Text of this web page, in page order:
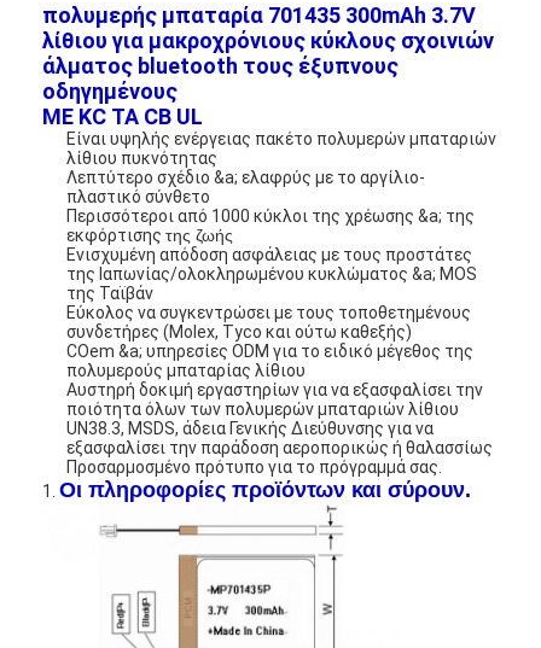
πολυμερής μπαταρία 701435 300mAh 3.7V
λίθιου για μακροχρόνιους κύκλους σχοινιών
άλματος bluetooth τους έξυπνους
οδηγημένους
ΜΕ KC ΤΑ CB UL
Είναι υψηλής ενέργειας πακέτο πολυμερών μπαταριών
λίθιου πυκνότητας
Λεπτύτερο σχέδιο &a; ελαφρύς με το αργίλιο-
πλαστικό σύνθετο
Περισσότεροι από 1000 κύκλοι της χρέωσης &a; της
εκφόρτισηςτης ζωής
Ενισχυμένη απόδοση ασφάλειας με τους προστάτες
της Ιαπωνίας/ολοκληρωμένου κυκλώματος &a; MOS
της Ταϊβάν
Εύκολος να συγκεντρώσει με τους τοποθετημένους
συνδετήρες (Molex, Tyco και ούτω καθεξής)
COem &a; υπηρεσίες ODM για το ειδικό μέγεθος της
πολυμερούς μπαταρίας λίθιου
Αυστηρή δοκιμή εργαστηρίων για να εξασφαλίσει την
ποιότητα όλων των πολυμερών μπαταριών λίθιου
UN38.3, MSDS, άδεια Γενικής Διεύθυνσης για να
εξασφαλίσει την παράδοση αεροπορικώς ή θαλασσίως
Προσαρμοσμένο πρότυπο για το πρόγραμμά σας.
1.Οι πληροφορίες προϊόντων και σύρουν.